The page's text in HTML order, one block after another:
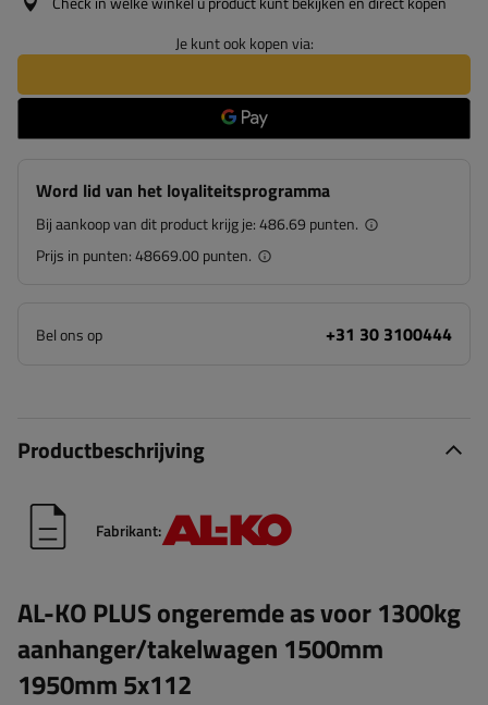
Je kunt ook kopen via:
Word lid van het loyaliteitsprogramma
Bij aankoop van dit product krijg je:486.69 punten.
Prijs in punten:48669.00 punten.
Bel ons op +31 30 3100444
Productbeschrijving
Fabrikant:
AL-KO PLUS ongeremde as voor 1300kg
aanhanger/takelwagen 1500mm
1950mm 5x112